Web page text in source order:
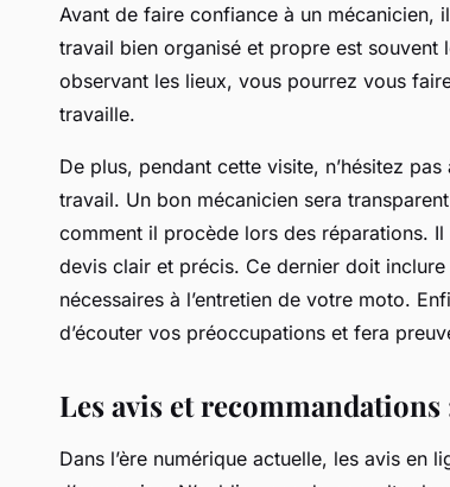
Avant de faire confiance à un mécanicien,
travail bien organisé et propre est souvent
observant les lieux, vous pourrez vous
travaille.
De plus, pendant cette visite, n’hésitez
travail. Un bon mécanicien sera
comment il procède lors des réparations.
devis clair et précis. Ce dernier doit
nécessaires à l’entretien de votre moto.
d’écouter vos préoccupations et fera
Les avis et
Dans l’ère numérique actuelle, les avis en